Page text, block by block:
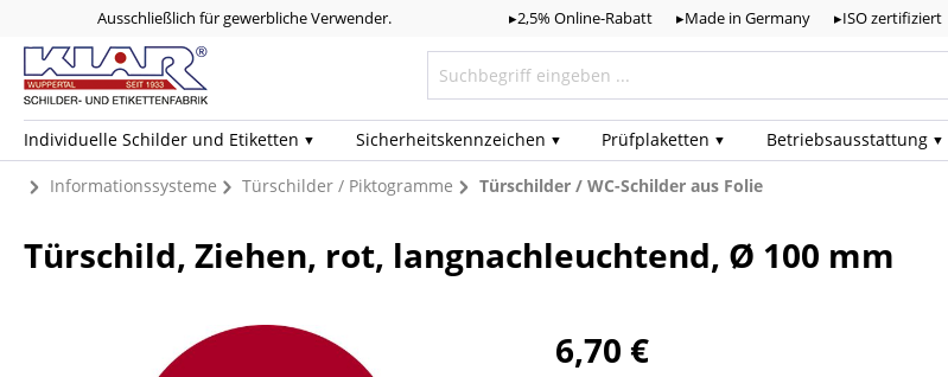
Ausschließlich für gewerbliche Verwender. ▸2,5% Online-Rabatt ▸Made in Germany ▸ISO zertifiziert
Individuelle Schilder und Etiketten Sicherheits­kennzeichen Prüf­plaketten Betriebs­ausstattung
Informationssysteme Türschilder / Piktogramme Türschilder / WC-Schilder aus Folie
Türschild, Ziehen, rot, langnachleuchtend, Ø 100 mm
6,70 €